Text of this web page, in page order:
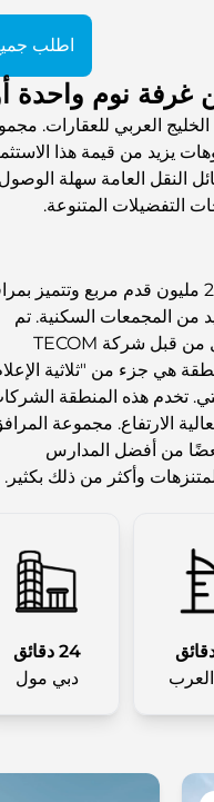
اطلب
نوم واحدة
العربي للعقارات.
يزيد من قيمة هذا
النقل العامة سهلة
التفضيلات المتنوعة.
دبي ستوديو سيتي هي منطقة حرة تمتد على أكثر من 22 مليون قدم مربع
من المجمعات السكنية. تم
إطلاق مشروع التطوير هذا الذي يتكون من ثلاث مراحل من قبل شركة TECOM
هذه المنطقة هي جزء من "ثلاثية
تخدم هذه المنطقة
الارتفاع. مجموعة
بعضًا من أفضل المدارس
وأكثر من ذلك بكثير.
24 دقائق
دبي مول